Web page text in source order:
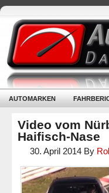
AUTOMARKEN
Video vom
Haifisch-Nase
30. April 2014 By